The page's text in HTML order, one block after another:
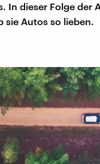
In dieser Folge der
sie Autos so lieben.